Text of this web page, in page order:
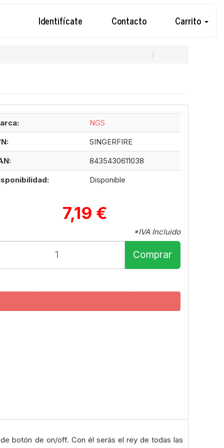
Identifícate Contacto Carrito
NGS
SINGERFIRE
8435430611038
Disponible
7,19 €
*IVA Incluido
Comprar
botón de on/off. Con él serás el rey de todas las